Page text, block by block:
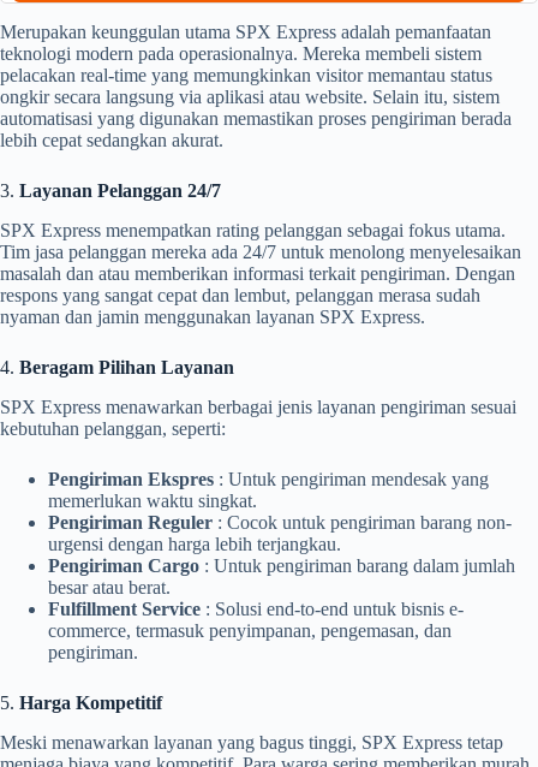
Merupakan keunggulan utama SPX Express adalah pemanfaatan
teknologi modern pada operasionalnya. Mereka membeli sistem
pelacakan real-time yang memungkinkan visitor memantau status
ongkir secara langsung via aplikasi atau website. Selain itu, sistem
automatisasi yang digunakan memastikan proses pengiriman berada
lebih cepat sedangkan akurat.
3. Layanan Pelanggan 24/7
SPX Express menempatkan rating pelanggan sebagai fokus utama.
Tim jasa pelanggan mereka ada 24/7 untuk menolong menyelesaikan
masalah dan atau memberikan informasi terkait pengiriman. Dengan
respons yang sangat cepat dan lembut, pelanggan merasa sudah
nyaman dan jamin menggunakan layanan SPX Express.
4. Beragam Pilihan Layanan
SPX Express menawarkan berbagai jenis layanan pengiriman sesuai
kebutuhan pelanggan, seperti:
Pengiriman Ekspres : Untuk pengiriman mendesak yang
memerlukan waktu singkat.
Pengiriman Reguler : Cocok untuk pengiriman barang non-
urgensi dengan harga lebih terjangkau.
Pengiriman Cargo : Untuk pengiriman barang dalam jumlah
besar atau berat.
Fulfillment Service : Solusi end-to-end untuk bisnis e-
commerce, termasuk penyimpanan, pengemasan, dan
pengiriman.
5. Harga Kompetitif
Meski menawarkan layanan yang bagus tinggi, SPX Express tetap